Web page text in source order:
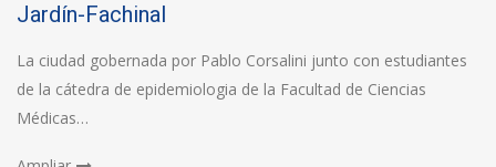
Jardín-Fachinal
La ciudad gobernada por Pablo Corsalini junto con estudiantes
de la cátedra de epidemiologia de la Facultad de Ciencias
Médicas…